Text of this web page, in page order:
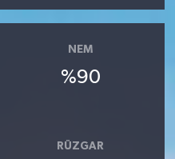
NEM
%90
RÜZGAR